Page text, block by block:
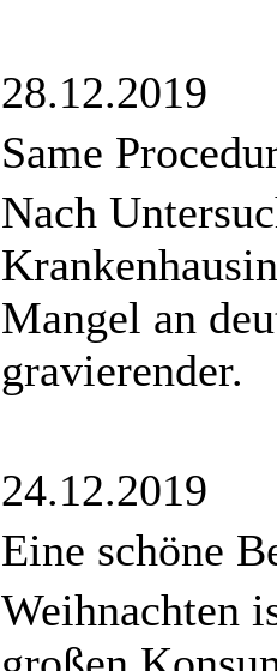
28.12.2019
Same
Nach
Mangel an
gravierender.
24.12.2019
Eine schöne
Weihnachten